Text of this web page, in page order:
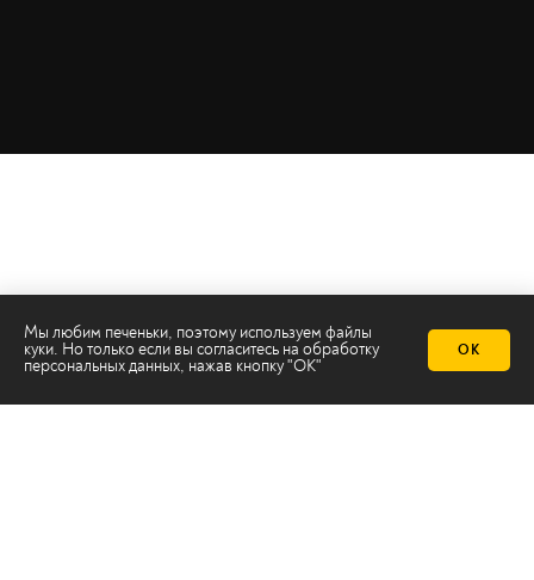
Мы любим печеньки, поэтому используем файлы
куки. Но только если вы согласитесь на обработку
персональных данных, нажав кнопку "ОК"
ОК